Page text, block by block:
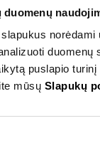
duomenų
puslapio
mūsų Slapukų
OG1753